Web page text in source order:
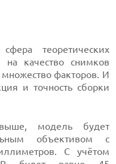
теоретических
качество снимков
множество факторов. И
и точность сборки
модель будет
объективом с
С учётом